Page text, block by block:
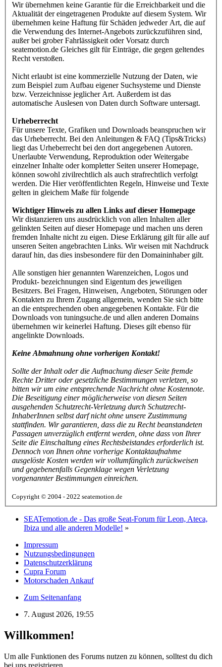
Wir übernehmen keine Garantie für die Erreichbarkeit und die
Aktualität der eingetragenen Produkte auf diesem System. Wir
übernehmen keine Haftung für Schäden jedweder Art, die auf
die Verwendung des Internet-Angebots zurückzuführen sind,
außer bei grober Fahrlässigkeit oder Vorsatz durch
seatemotion.de Gleiches gilt für Einträge, die gegen geltendes
Recht verstoßen.
Nicht erlaubt ist eine kommerzielle Nutzung der Daten, wie
zum Beispiel zum Aufbau eigener Suchsysteme und Dienste
bzw. Verzeichnisse jeglicher Art. Außerdem ist das
automatische Auslesen von Daten durch Software untersagt.
Urheberrecht
Für unsere Texte, Grafiken und Downloads beanspruchen wir
das Urheberrecht. Bei den Anleitungen & FAQ (Tips&Tricks)
liegt das Urheberrecht bei den dort angegebenen Autoren.
Unerlaubte Verwendung, Reproduktion oder Weitergabe
einzelner Inhalte oder kompletter Seiten unserer Homepage,
können sowohl zivilrechtlich als auch strafrechtlich verfolgt
werden. Die Hier veröffentlichten Regeln, Hinweise und Texte
gelten in gleichem Maße für folgende
Wichtiger Hinweis zu allen Links auf dieser Homepage
Wir distanzieren uns ausdrücklich von allen Inhalten aller
gelinkten Seiten auf dieser Homepage und machen uns deren
fremden Inhalte nicht zu eigen. Diese Erklärung gilt für alle auf
unseren Seiten angebrachten Links. Wir weisen mit Nachdruck
darauf hin, das dies insbesondere für den Domaininhaber gilt.
Alle sonstigen hier genannten Warenzeichen, Logos und
Produkt- bezeichnungen sind Eigentum des jeweiligen
Besitzers. Bei Fragen, Hinweisen, Angeboten, Störungen oder
Kontakten zu Ihrem Zugang allgemein, wenden Sie sich bitte
an die entsprechenden oben angegebenen Kontakte. Für die
Downloads von tuningsuche.de und allen anderen Domains
übernehmen wir keinerlei Haftung. Dieses gilt ebenso für
angelinkte Downloads.
Keine Abmahnung ohne vorherigen Kontakt!
Sollte der Inhalt oder die Aufmachung dieser Seite fremde
Rechte Dritter oder gesetzliche Bestimmungen verletzen, so
bitten wir um eine entsprechende Nachricht ohne Kostennote.
Die Beseitigung einer möglicherweise von diesen Seiten
ausgehenden Schutzrecht-Verletzung durch Schutzrecht-
InhaberInnen selbst darf nicht ohne unsere Zustimmung
stattfinden. Wir garantieren, dass die zu Recht beanstandeten
Passagen unverzüglich entfernt werden, ohne dass von Ihrer
Seite die Einschaltung eines Rechtsbeistandes erforderlich ist.
Dennoch von Ihnen ohne vorherige Kontaktaufnahme
ausgelöste Kosten werden wir vollumfänglich zurückweisen
und gegebenenfalls Gegenklage wegen Verletzung
vorgenannter Bestimmungen einreichen.
Copyright © 2004 - 2022 seatemotion.de
SEATemotion.de - Das große Seat-Forum für Leon, Ateca,
Ibiza und alle anderen Modelle! »
Impressum
Nutzungsbedingungen
Datenschutzerklärung
Cupra Forum
Motorschaden Ankauf
Zum Seitenanfang
7. August 2026, 19:55
Willkommen!
Um alle Funktionen des Forums nutzen zu können, solltest du dich
bei uns registrieren.